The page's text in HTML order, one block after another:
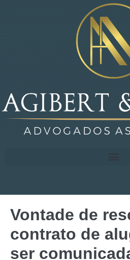
Vontade de
contrato de
ser